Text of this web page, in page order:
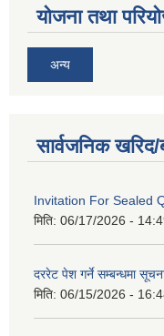
योजना तथा
अन्य
सार्वजनिक
Invitation For Sealed
मिति: 06/17/2026 -
दररेट पेश गर्ने सम्बन्धमा
मिति: 06/15/2026 -